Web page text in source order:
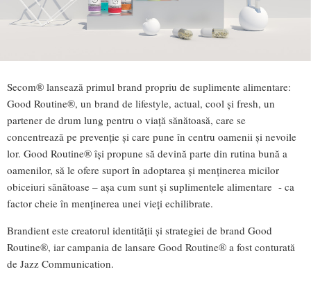
Secom® lansează primul brand propriu de suplimente alimentare:
Good Routine®, un brand de lifestyle, actual, cool și fresh, un
partener de drum lung pentru o viață sănătoasă, care se
concentrează pe prevenție și care pune în centru oamenii și nevoile
lor. Good Routine® își propune să devină parte din rutina bună a
oamenilor, să le ofere suport în adoptarea și menținerea micilor
obiceiuri sănătoase – așa cum sunt și suplimentele alimentare - ca
factor cheie în menținerea unei vieți echilibrate.
Brandient este creatorul identității și strategiei de brand Good
Routine®, iar campania de lansare Good Routine® a fost conturată
de Jazz Communication.